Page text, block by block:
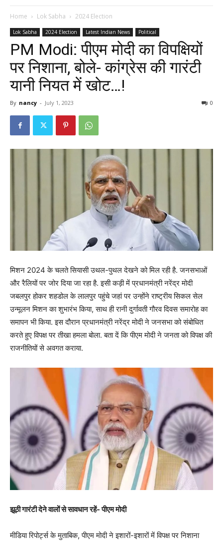
Home Lok Sabha 2024 Election
Lok Sabha 2024 Election Latest Indian News Political
PM Modi: पीएम मोदी का विपक्षियों
पर निशाना, बोले- कांग्रेस की गारंटी
यानी नियत में खोट…!
By nancy - July 1, 2023 0
मिशन 2024 के चलते सियासी उथल-पुथल देखने को मिल रही है. जनसभाओं
और रैलियों पर जोर‌ दिया जा रहा है. इसी कड़ी में प्रधानमंत्री नरेंद्र मोदी
जबलपुर होकर शहडोल के लालपुर पहुंचे जहां पर उन्होंने राष्ट्रीय सिकल सेल
उन्मूलन मिशन का शुभारंभ किया, साथ ही रानी दुर्गावती गौरव दिवस समारोह का
समापन भी किया. इस दौरान प्रधानमंत्री नरेंद्र मोदी ने जनसभा को संबोधित
करते हुए विपक्ष पर तीखा हमला बोला. बता दें कि पीएम मोदी ने जनता को विपक्ष की
राजनीतियों से अवगत कराया.
झूठी गारंटी देने वालों से सावधान रहें- पीएम मोदी
मीडिया रिपोर्ट्स के मुताबिक, पीएम मोदी ने इशारों-इशारों में विपक्ष पर निशाना